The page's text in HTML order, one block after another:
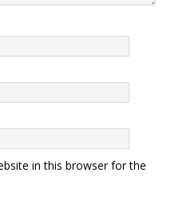
in this browser for the